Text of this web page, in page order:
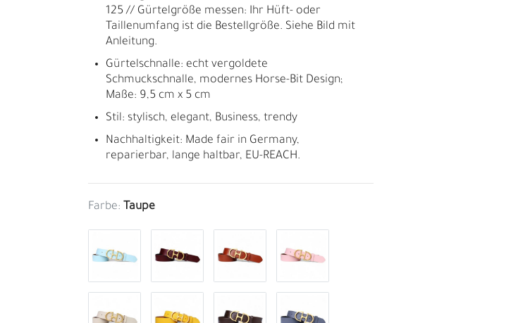
E
125 // Gürtelgröße messen: Ihr Hüft- oder
Taillenumfang ist die Bestellgröße. Siehe Bild mit
Anleitung.
Gürtelschnalle: echt vergoldete
Schmuckschnalle, modernes Horse-Bit Design;
Maße: 9,5 cm x 5 cm
Stil: stylisch, elegant, Business, trendy
Nachhaltigkeit: Made fair in Germany,
reparierbar, lange haltbar, EU-REACH.
Farbe: Taupe